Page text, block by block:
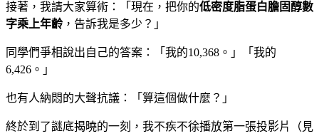
接著，我請大家算術：「現在，把你的低密度脂蛋白膽固醇數
字乘上年齡 ，告訴我是多少？」
同學們爭相說出自己的答案：「我的10,368。」「我的
6,426。」
也有人納悶的大聲抗議：「算這個做什麼？」
終於到了謎底揭曉的一刻，我不疾不徐播放第一張投影片（見